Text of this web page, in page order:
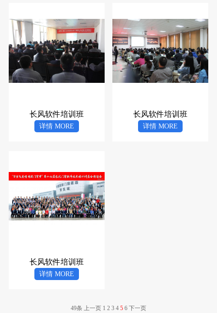
长风软件培训班
详情 MORE
长风软件培训班
详情 MORE
长风软件培训班
详情 MORE
49条 上一页 1 2 3 4 5 6 下一页